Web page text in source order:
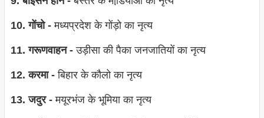
10. गोंचो -मध्‍यप्रदेश के गोंड़ो का नृत्‍य
11. गरूणवाहन -उड़ीसा की पैका जनजातियों का नृत्‍य
12. करमा -बिहार के कौलो का नृत्‍य
13. जदुर -मयूरभंज के भूमिया का नृत्‍य